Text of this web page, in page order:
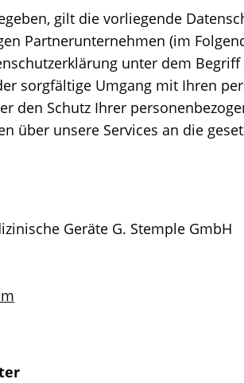
gilt die vorliegende
Partnerunternehmen (im
unter dem Begriff
sorgfältige Umgang mit Ihren
den Schutz Ihrer
über unsere Services an die
Geräte G. Stemple GmbH